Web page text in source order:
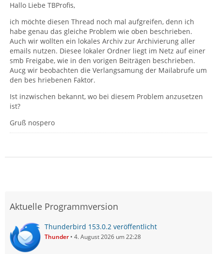
Hallo Liebe TBProfis,
ich möchte diesen Thread noch mal aufgreifen, denn ich
habe genau das gleiche Problem wie oben beschrieben.
Auch wir wollten ein lokales Archiv zur Archivierung aller
emails nutzen. Diesee lokaler Ordner liegt im Netz auf einer
smb Freigabe, wie in den vorigen Beiträgen beschrieben.
Aucg wir beobachten die Verlangsamung der Mailabrufe um
den bes hriebenen Faktor.
Ist inzwischen bekannt, wo bei diesem Problem anzusetzen
ist?
Gruß nospero
Aktuelle Programmversion
Thunderbird 153.0.2 veröffentlicht
Thunder 4. August 2026 um 22:28